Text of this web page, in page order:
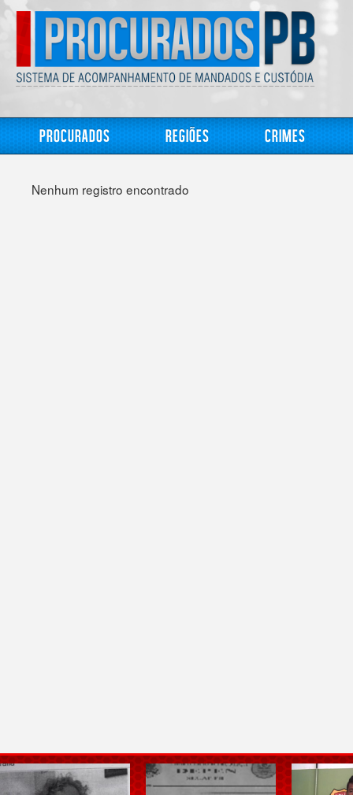
Procurados Regiões Crimes
Nenhum registro encontrado